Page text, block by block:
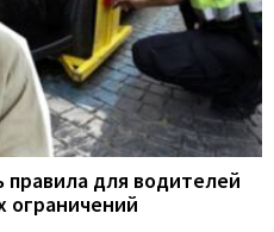
для водителей
ограничений